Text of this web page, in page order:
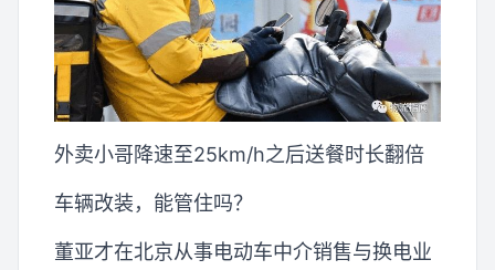
外卖小哥降速至25km/h之后送餐时长翻倍
车辆改装，能管住吗？
董亚才在北京从事电动车中介销售与换电业